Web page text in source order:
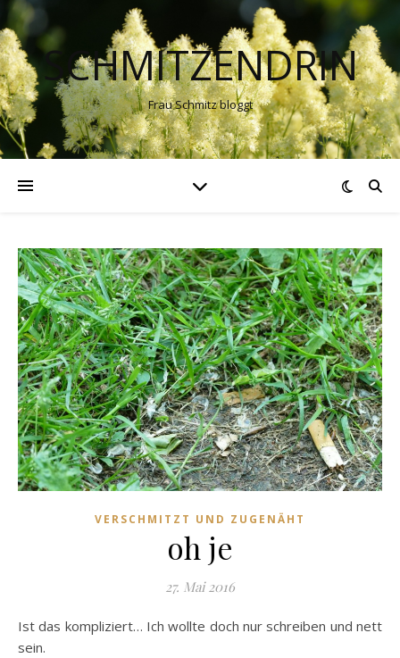
SCHMITZENDRIN
Frau Schmitz bloggt
VERSCHMITZT UND ZUGENÄHT
oh je
27. Mai 2016
Ist das kompliziert… Ich wollte doch nur schreiben und nett
sein.